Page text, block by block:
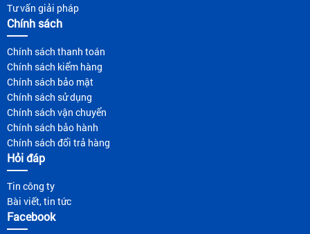
Tư vấn giải pháp
Chính sách
Chính sách thanh toán
Chính sách kiểm hàng
Chính sách bảo mật
Chính sách sử dụng
Chính sách vận chuyển
Chính sách bảo hành
Chính sách đổi trả hàng
Hỏi đáp
Tin công ty
Bài viết, tin tức
Facebook